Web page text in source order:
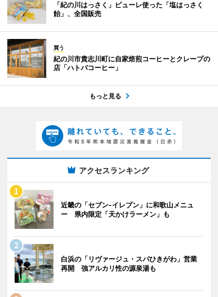
「紀の川はっさく」ピューレ使った「塩はっさく
飴」、全国販売
買う
紀の川市貴志川町に自家焙煎コーヒーとクレープの
店「ハトバコーヒー」
もっと見る
アクセスランキング
近畿の「セブン-イレブン」に和歌山メニュ
ー 県内限定「天かけラーメン」も
白浜の「リヴァージュ・スパひきがわ」営業
再開 強アルカリ性の源泉湯も